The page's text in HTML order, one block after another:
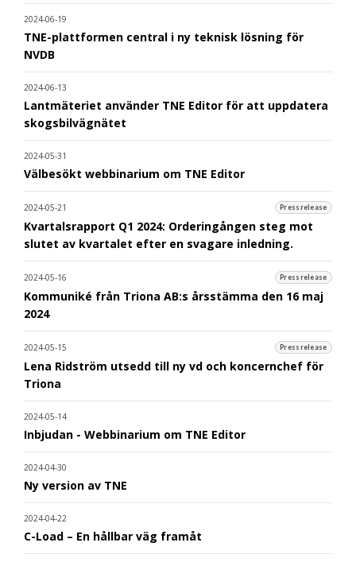
2024-06-19
TNE-plattformen central i ny teknisk lösning för
NVDB
2024-06-13
Lantmäteriet använder TNE Editor för att uppdatera
skogsbilvägnätet
2024-05-31
Välbesökt webbinarium om TNE Editor
2024-05-21 Pressrelease
Kvartalsrapport Q1 2024: Orderingången steg mot
slutet av kvartalet efter en svagare inledning.
2024-05-16 Pressrelease
Kommuniké från Triona AB:s årsstämma den 16 maj
2024
2024-05-15 Pressrelease
Lena Ridström utsedd till ny vd och koncernchef för
Triona
2024-05-14
Inbjudan - Webbinarium om TNE Editor
2024-04-30
Ny version av TNE
2024-04-22
C-Load – En hållbar väg framåt